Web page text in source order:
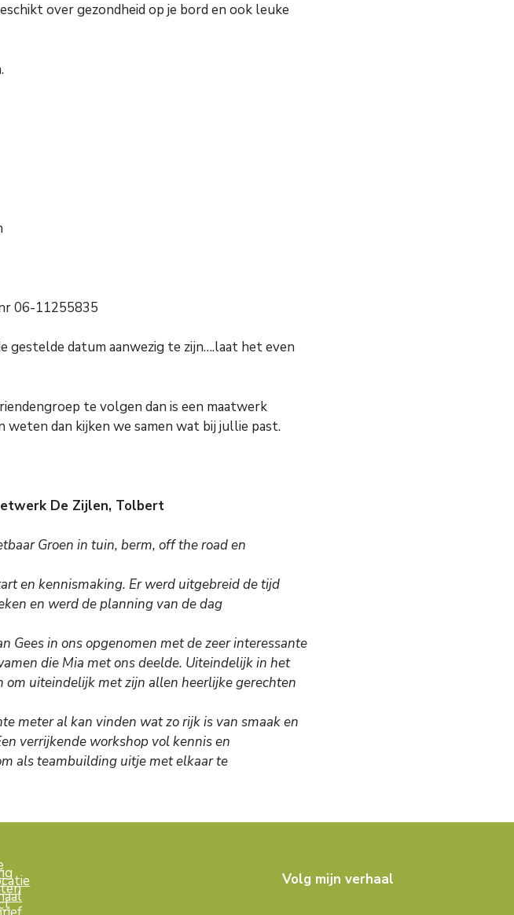
over gezondheid op je bord en ook leuke
06-11255835
datum aanwezig te zijn….laat het even
te volgen dan is een maatwerk
weten dan kijken we samen wat bij jullie past.
De Zijlen, Tolbert
Groen in tuin, berm, off the road en
en kennismaking. Er werd uitgebreid de tijd
en werd de planning van de dag
Gees in ons opgenomen met de zeer interessante
die Mia met ons deelde. Uiteindelijk in het
om uiteindelijk met zijn allen heerlijke gerechten
meter al kan vinden wat zo rijk is van smaak en
verrijkende workshop vol kennis en
als teambuilding uitje met elkaar te
Volg mijn verhaal